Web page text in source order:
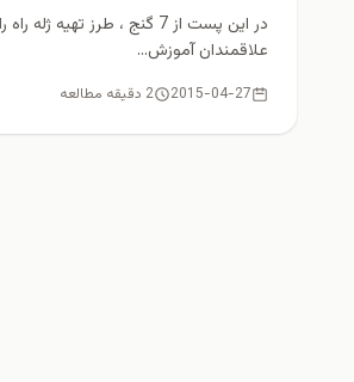
در اين پست از 7 گنج ، طرز
علاقمندان آموزش...
2015-04-27 2 دقیقه مطالعه